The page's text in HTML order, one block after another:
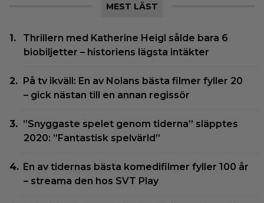
MEST LÄST
Thrillern med Katherine Heigl sålde bara 6
biobiljetter – historiens lägsta intäkter
På tv ikväll: En av Nolans bästa filmer fyller 20
– gick nästan till en annan regissör
”Snyggaste spelet genom tiderna” släpptes
2020: ”Fantastisk spelvärld”
En av tidernas bästa komedifilmer fyller 100 år
– streama den hos SVT Play